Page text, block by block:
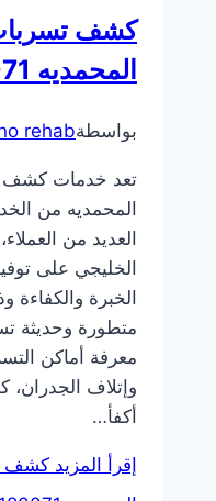
كشف
المحمديه 0546180071
بواسطةrehab
تعد خدمات كشف
المحمديه من
العديد من
الخليجي على
الخبرة والكفاءة
متطورة وحديثة
معرفة أماكن
وإتلاف الجدران،
أكفأ…
إقرأ المزيد كشف